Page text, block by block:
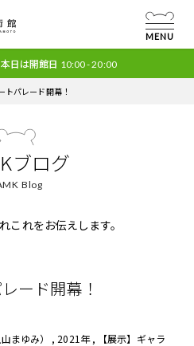
MENU
本日は開館日 10:00 - 20:00
トパレード開幕！
ブログ
Blog
これをお伝えします。
ード開幕！
まゆみ） , 2021年,
【展示】ギャラ